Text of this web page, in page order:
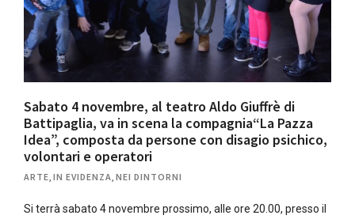
Sabato 4 novembre, al teatro Aldo Giuffrè di
Battipaglia, va in scena la compagnia“La Pazza
Idea”, composta da persone con disagio psichico,
volontari e operatori
ARTE IN EVIDENZA NEI DINTORNI
Si terrà sabato 4 novembre prossimo, alle ore 20.00, presso il